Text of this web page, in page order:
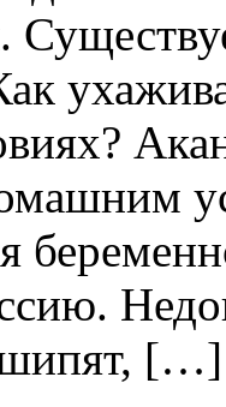
шипят, […]